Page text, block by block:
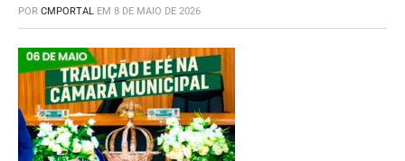
POR CMPORTAL EM 8 DE MAIO DE 2026